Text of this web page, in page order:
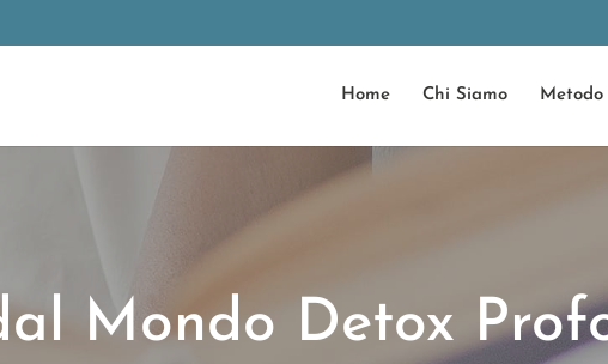
Home Chi Siamo Metodo
Mondo Detox